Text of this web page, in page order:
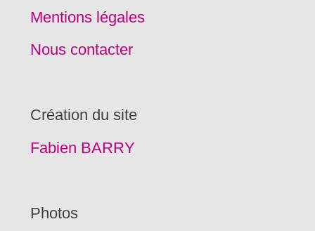
Mentions légales
Nous contacter
Création du site
Fabien BARRY
Photos